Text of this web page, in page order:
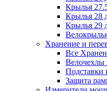
Крылья
Крылья 28
Крылья 29
Хранение и
Все
Велочехлы
Подставки
Защита